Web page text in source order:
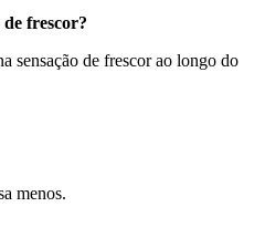
frescor?
sensação de frescor ao longo do
menos.